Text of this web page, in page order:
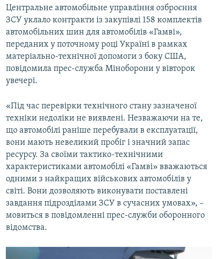
Центральне автомобільне управління озброєння
ЗСУ уклало контракти із закупівлі 158 комплектів
автомобільних шин для автомобілів «Гамві»,
переданих у поточному році Україні в рамках
матеріально-технічної допомоги з боку США,
повідомила прес-служба Міноборони у вівторок
увечері.
«Під час перевірки технічного стану зазначеної
техніки недоліки не виявлені. Незважаючи на те,
що автомобілі раніше перебували в експлуатації,
вони мають невеликий пробіг і значний запас
ресурсу. За своїми тактико-технічними
характеристиками автомобілі «Гамві» вважаються
одними з найкращих військових автомобілів у
світі. Вони дозволяють виконувати поставлені
завдання підрозділами ЗСУ в сучасних умовах», –
мовиться в повідомленні прес-служби оборонного
відомства.